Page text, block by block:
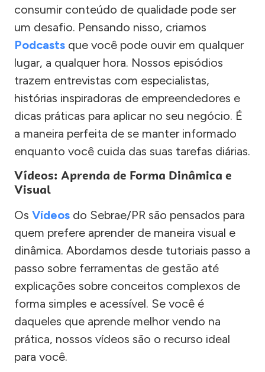
consumir conteúdo de qualidade pode ser
um desafio. Pensando nisso, criamos
Podcasts que você pode ouvir em qualquer
lugar, a qualquer hora. Nossos episódios
trazem entrevistas com especialistas,
histórias inspiradoras de empreendedores e
dicas práticas para aplicar no seu negócio. É
a maneira perfeita de se manter informado
enquanto você cuida das suas tarefas diárias.
Vídeos: Aprenda de Forma Dinâmica e
Visual
Os Vídeos do Sebrae/PR são pensados para
quem prefere aprender de maneira visual e
dinâmica. Abordamos desde tutoriais passo a
passo sobre ferramentas de gestão até
explicações sobre conceitos complexos de
forma simples e acessível. Se você é
daqueles que aprende melhor vendo na
prática, nossos vídeos são o recurso ideal
para você.